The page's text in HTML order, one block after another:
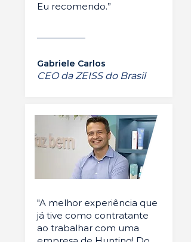
Eu recomendo.”
Gabriele Carlos
CEO da ZEISS do Brasil
"A melhor experiência que
já tive como contratante
ao trabalhar com uma